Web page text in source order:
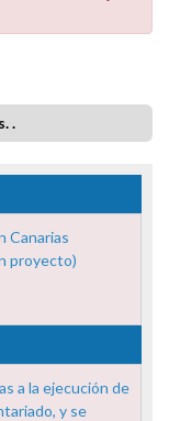
.
Canarias
proyecto)
a la ejecución de
y se